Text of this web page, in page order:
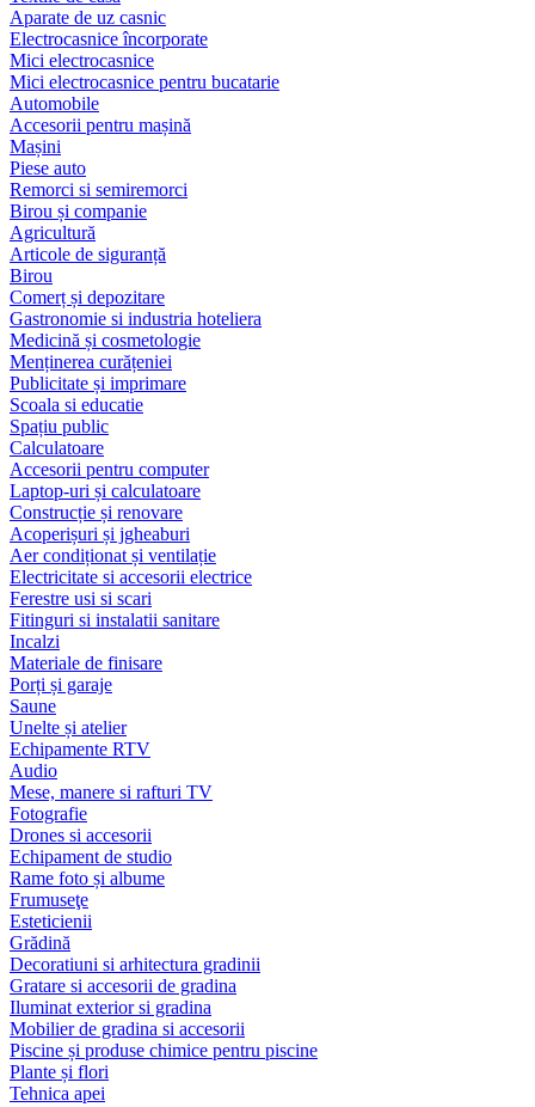
Aparate de uz casnic
Electrocasnice încorporate
Mici electrocasnice
Mici electrocasnice pentru bucatarie
Automobile
Accesorii pentru mașină
Mașini
Piese auto
Remorci si semiremorci
Birou și companie
Agricultură
Articole de siguranță
Birou
Comerț și depozitare
Gastronomie si industria hoteliera
Medicină și cosmetologie
Menținerea curățeniei
Publicitate și imprimare
Scoala si educatie
Spațiu public
Calculatoare
Accesorii pentru computer
Laptop-uri și calculatoare
Construcție și renovare
Acoperișuri și jgheaburi
Aer condiționat și ventilație
Electricitate si accesorii electrice
Ferestre usi si scari
Fitinguri si instalatii sanitare
Incalzi
Materiale de finisare
Porți și garaje
Saune
Unelte și atelier
Echipamente RTV
Audio
Mese, manere si rafturi TV
Fotografie
Drones si accesorii
Echipament de studio
Rame foto și albume
Frumuseţe
Esteticienii
Grădină
Decoratiuni si arhitectura gradinii
Gratare si accesorii de gradina
Iluminat exterior si gradina
Mobilier de gradina si accesorii
Piscine și produse chimice pentru piscine
Plante și flori
Tehnica apei